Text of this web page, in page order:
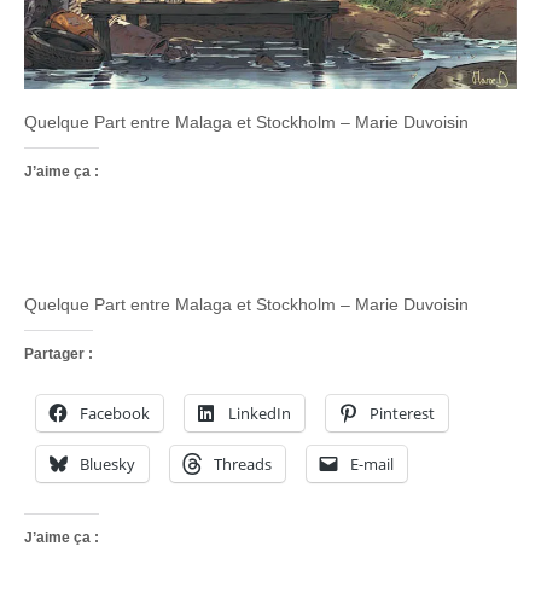
Quelque Part entre Malaga et Stockholm – Marie Duvoisin
J’aime ça :
Quelque Part entre Malaga et Stockholm – Marie Duvoisin
Partager :
Facebook LinkedIn Pinterest
Bluesky Threads E-mail
J’aime ça :